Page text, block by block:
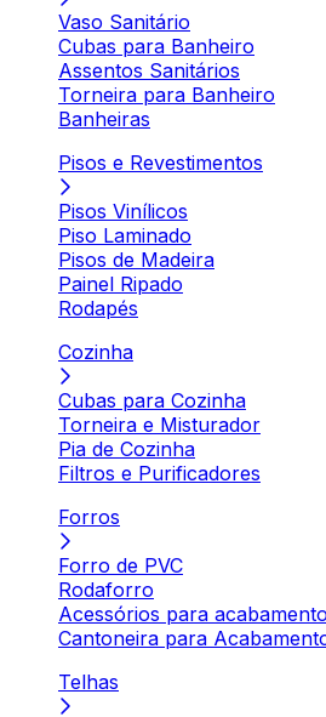
Vaso Sanitário
Cubas para Banheiro
Assentos Sanitários
Torneira para Banheiro
Banheiras
Pisos e Revestimentos
Pisos Vinílicos
Piso Laminado
Pisos de Madeira
Painel Ripado
Rodapés
Cozinha
Cubas para Cozinha
Torneira e Misturador
Pia de Cozinha
Filtros e Purificadores
Forros
Forro de PVC
Rodaforro
Acessórios para acabamento
Cantoneira para
Telhas